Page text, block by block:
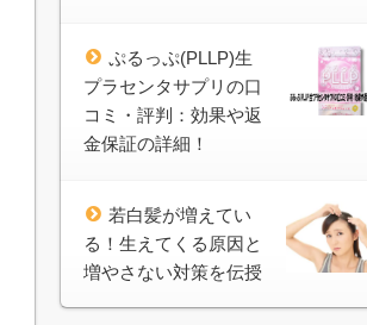
ぷるっぷ(PLLP)生
プラセンタサプリの口
コミ・評判：効果や返
金保証の詳細！
若白髪が増えてい
る！生えてくる原因と
増やさない対策を伝授